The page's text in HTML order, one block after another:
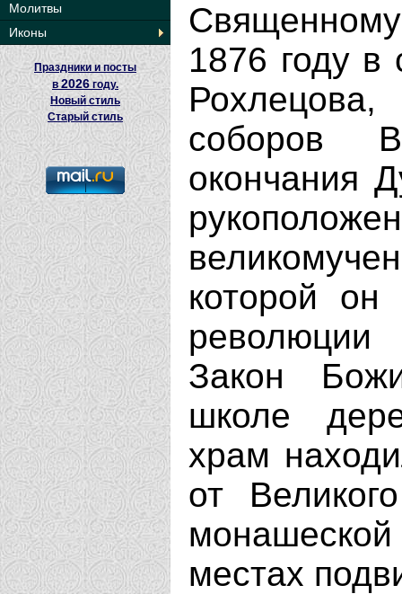
Молитвы
Иконы
Праздники и посты
в 2026 году.
Новый стиль
Старый стиль
1876 году
соборов
окончания
которой
революции
Закон
школе
храм
от
местах